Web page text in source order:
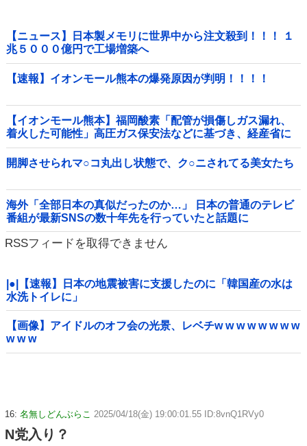
【ニュース】日本製メモリに世界中から注文殺到！！！ １
兆５０００億円で工場増築へ
【速報】イオンモール熊本の爆発原因が判明！！！！
【イオンモール熊本】福岡酸素「配管が損傷しガス漏れ、
着火した可能性」高圧ガス保安法などに基づき、経産省に
報告他
開脚させられマ○コ丸出し状態で、ク○ニされてる美女たち
海外「全部日本の真似だったのか…」 日本の普通のテレビ
番組が最新SNSの数十年先を行っていたと話題に
RSSフィードを取得できません
|●|【速報】日本の地震被害に支援したのに「韓国産の水は
水洗トイレに」
【画像】アイドルのオフ会の光景、レベチw w w w w w w w
w w w
16: 名無しどんぶらこ 2025/04/18(金) 19:00:01.55 ID:8vnQ1RVy0
N党入り？